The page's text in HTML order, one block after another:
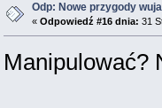
Odp: Nowe przygody
« Odpowiedź #16 dnia: 31
Manipulować?